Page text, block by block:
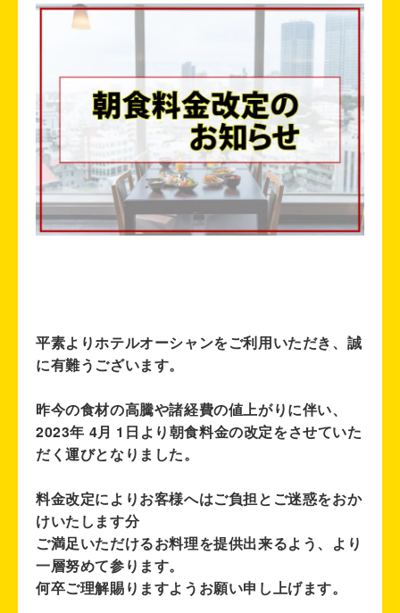
平素よりホテルオーシャンをご利用いただき、誠
に有難うございます。
昨今の食材の高騰や諸経費の値上がりに伴い、
2023年 4月 1日より朝食料金の改定をさせていた
だく運びとなりました。
料金改定によりお客様へはご負担とご迷惑をおか
けいたします分
ご満足いただけるお料理を提供出来るよう、より
一層努めて参ります。
何卒ご理解賜りますようお願い申し上げます。